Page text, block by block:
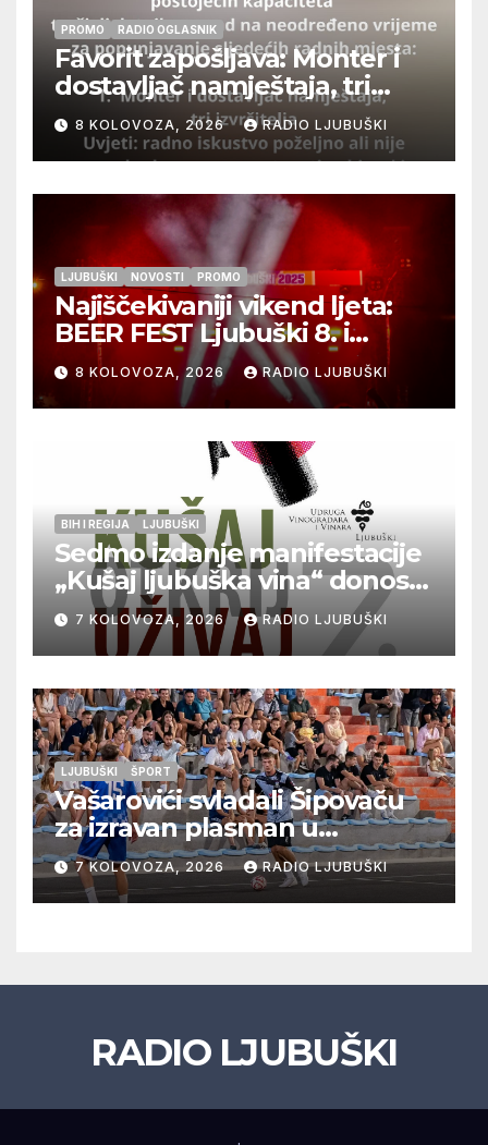
PROMO RADIO OGLASNIK
Favorit zapošljava: Monter i
dostavljač namještaja, tri
izvršitelja
8 KOLOVOZA, 2026 RADIO LJUBUŠKI
LJUBUŠKI NOVOSTI PROMO
Najiščekivaniji vikend ljeta:
BEER FEST Ljubuški 8. i
9.kolovoza
8 KOLOVOZA, 2026 RADIO LJUBUŠKI
BIH I REGIJA LJUBUŠKI
Sedmo izdanje manifestacije
„Kušaj ljubuška vina“ donosi
vrhunska vina, gastronomiju i
glazbu
7 KOLOVOZA, 2026 RADIO LJUBUŠKI
LJUBUŠKI ŠPORT
Vašarovići svladali Šipovaču
za izravan plasman u
četvrtfinale, Grab izborio
prolazak dalje, Klobuk ispao,
večeras počinje četvrtfinale
7 KOLOVOZA, 2026 RADIO LJUBUŠKI
RADIO LJUBUŠKI